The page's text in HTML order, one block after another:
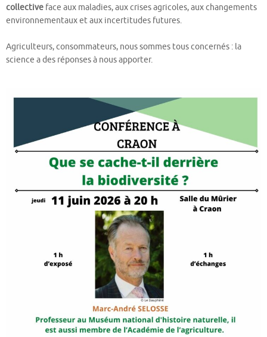
collective face aux maladies, aux crises agricoles, aux changements
environnementaux et aux incertitudes futures.
Agriculteurs, consommateurs, nous sommes tous concernés : la
science a des réponses à nous apporter.